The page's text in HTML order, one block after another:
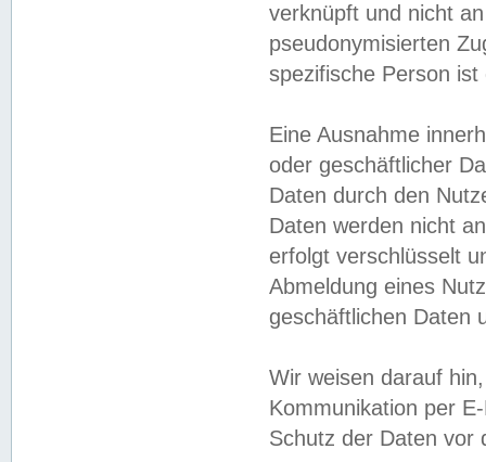
verknüpft und nicht
pseudonymisierten
spezifische Person
Eine Ausnahme
oder geschäftlicher
Daten durch den
Daten werden nicht
erfolgt verschlüsselt
Abmeldung eines
geschäftlichen Daten
Wir weisen darauf
Kommunikation per
Schutz der Daten vor